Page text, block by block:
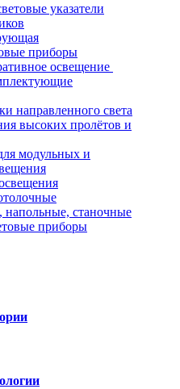
указатели
приборы
освещение
направленного света
высоких пролётов и
модульных и
напольные, станочные
приборы